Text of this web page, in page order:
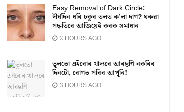
Easy Removal of Dark Circle:
দীৰ্ঘদিন ধৰি চকুৰ তলত ক’লা দাগ? ঘৰুৱা
পদ্ধতিৰে আজিয়েই কৰক সমাধান
2 HOURS AGO
ভুলতো এইবোৰ খাদ্যৰে আৰম্ভণি নকৰিব
দিনটো, ৰোগত পৰিব আপুনি!
3 HOURS AGO